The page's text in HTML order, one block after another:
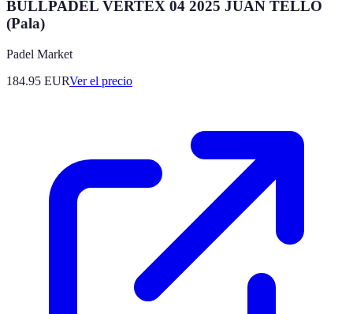
BULLPADEL VERTEX 04 2025 JUAN TELLO
(Pala)
Padel Market
184.95 EURVer el precio